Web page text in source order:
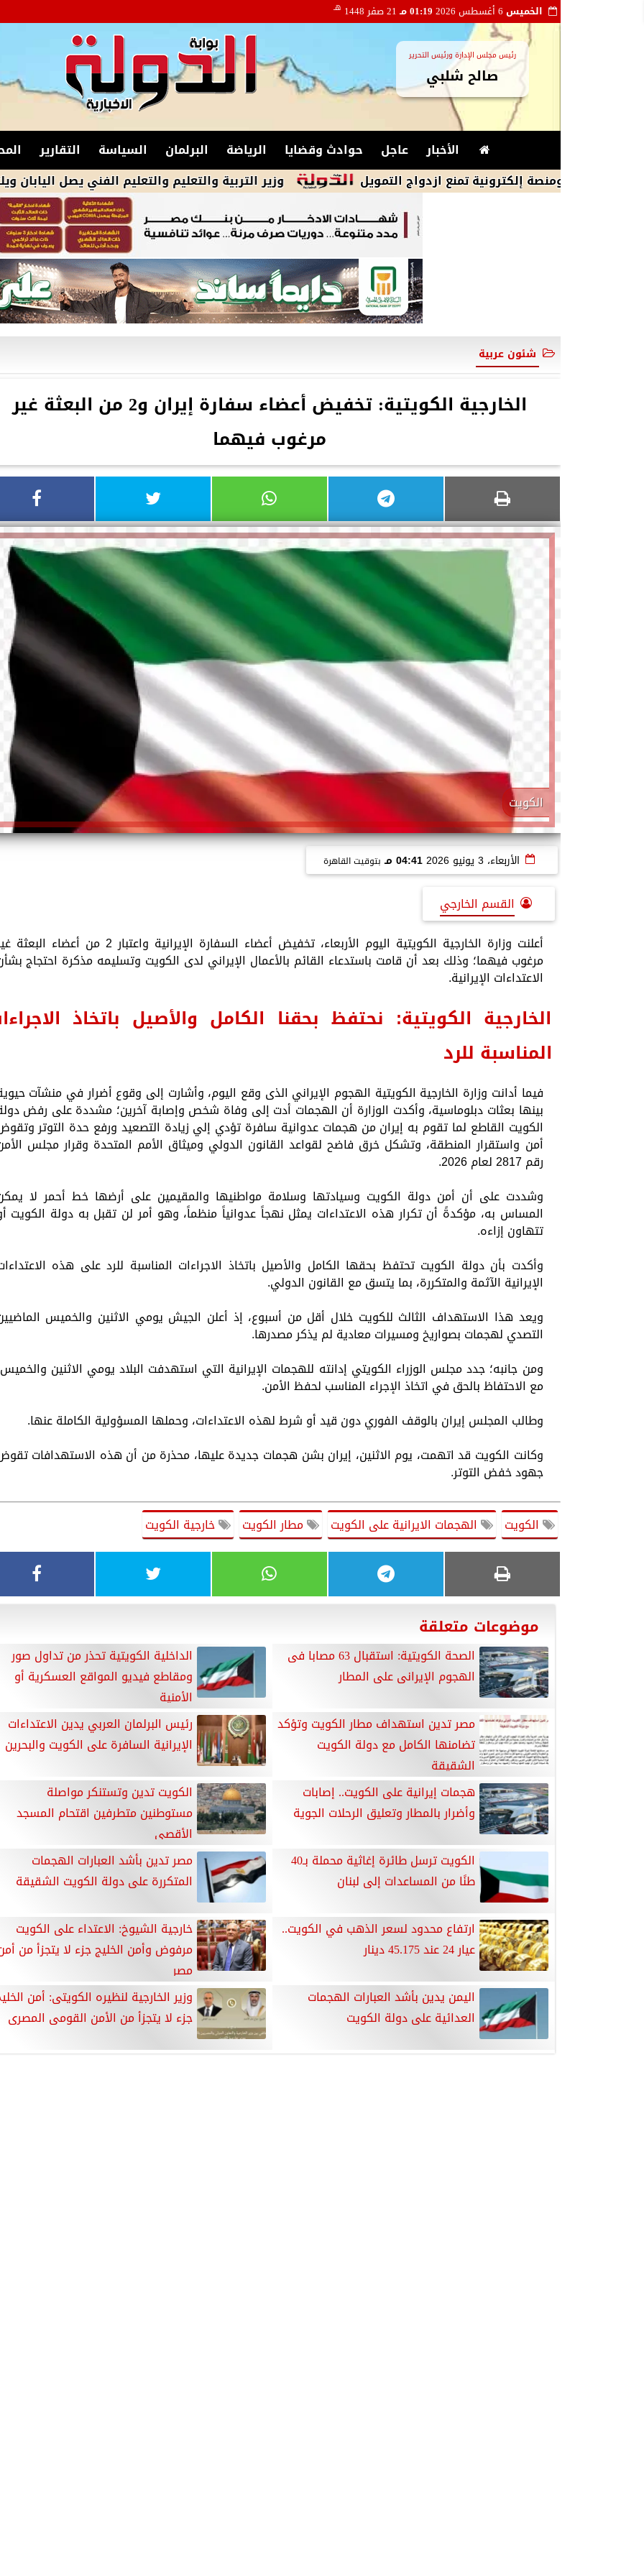
الخميس 01:19 مـ 21 صفر 1448 هـ
رئيس مجلس الإدارة ورئيس التحرير
صالح شلبي
الأخبار عاجل حوادث وقضايا الرياضة البرلمان السياسة التقارير
وزير التربية والتعليم والتعليم الفني يصل اليابان ويلتقي
ومنصة إلكترونية تمنع ازدواج التمويل
شئون عربية
الخارجية الكويتية: تخفيض أعضاء سفارة إيران و2 من البعثة غير
مرغوب فيهما
الكويت
الأربعاء، 3 يونيو 2026 04:41 مـ بتوقيت القاهرة
القسم الخارجي
أعلنت وزارة الخارجية الكويتية اليوم الأربعاء، تخفيض أعضاء السفارة الإيرانية واعتبار 2 من أعضاء
مرغوب فيهما؛ وذلك بعد أن قامت باستدعاء القائم بالأعمال الإيراني لدى ⁧‫الكويت‬⁩ وتسليمه مذكرة
الاعتداءات الإيرانية.
الخارجية الكويتية: نحتفظ بحقنا الكامل والأصيل باتخاذ
المناسبة للرد
فيما أدانت وزارة الخارجية الكويتية الهجوم الإيراني الذى وقع اليوم، وأشارت إلى وقوع أضرار في منشآت
بينها بعثات دبلوماسية، وأكدت الوزارة أن الهجمات أدت إلى وفاة شخص وإصابة آخرين؛ مشددة على رفض
الكويت القاطع لما تقوم به إيران من هجمات عدوانية سافرة تؤدي إلي زيادة التصعيد ورفع حدة التوتر
أمن واستقرار المنطقة، وتشكل خرق فاضح لقواعد القانون الدولي وميثاق الأمم المتحدة وقرار مجلس
رقم 2817 لعام 2026.
وشددت على أن أمن دولة الكويت وسيادتها وسلامة مواطنيها والمقيمين على أرضها خط أحمر لا
المساس به، مؤكدةً أن تكرار هذه الاعتداءات يمثل نهجاً عدوانياً منظماً، وهو أمر لن تقبل به دولة الكويت
تتهاون إزاءه.
وأكدت بأن دولة الكويت تحتفظ بحقها الكامل والأصيل باتخاذ الاجراءات المناسبة للرد على هذه
الإيرانية الآثمة والمتكررة، بما يتسق مع القانون الدولي.
ويعد هذا الاستهداف الثالث للكويت خلال أقل من أسبوع، إذ أعلن الجيش يومي الاثنين والخميس
التصدي لهجمات بصواريخ ومسيرات معادية لم يذكر مصدرها.
ومن جانبه؛ جدد مجلس الوزراء الكويتي إدانته للهجمات الإيرانية التي استهدفت البلاد يومي الاثنين
مع الاحتفاظ بالحق في اتخاذ الإجراء المناسب لحفظ الأمن.
وطالب المجلس إيران بالوقف الفوري دون قيد أو شرط لهذه الاعتداءات، وحملها المسؤولية الكاملة عنها.
وكانت الكويت قد اتهمت، يوم الاثنين، إيران بشن هجمات جديدة عليها، محذرة من أن هذه الاستهدافات
جهود خفض التوتر.
الكويت الهجمات الايرانية على الكويت مطار الكويت خارجية الكويت
موضوعات متعلقة
الصحة الكويتية: استقبال 63 مصابا فى
الهجوم الإيرانى على المطار
الداخلية الكويتية تحذر من تداول صور
ومقاطع فيديو المواقع العسكرية أو
الأمنية
مصر تدين استهداف مطار الكويت وتؤكد
تضامنها الكامل مع دولة الكويت
الشقيقة
رئيس البرلمان العربي يدين الاعتداءات
الإيرانية السافرة على الكويت والبحرين
هجمات إيرانية على الكويت.. إصابات
وأضرار بالمطار وتعليق الرحلات الجوية
الكويت تدين وتستنكر مواصلة
مستوطنين متطرفين اقتحام المسجد
الأقصى
الكويت ترسل طائرة إغاثية محملة بـ40
طنًا من المساعدات إلى لبنان
مصر تدين بأشد العبارات الهجمات
المتكررة على دولة الكويت الشقيقة
ارتفاع محدود لسعر الذهب في الكويت..
عيار 24 عند 45.175 دينار
خارجية الشيوخ: الاعتداء على الكويت
مرفوض وأمن الخليج جزء لا يتجزأ من
مصر
اليمن يدين بأشد العبارات الهجمات
العدائية على دولة الكويت
وزير الخارجية لنظيره الكويتى: أمن
جزء لا يتجزأ من الأمن القومى المصرى